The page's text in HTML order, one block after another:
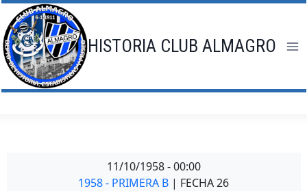
Saltar
al
contenido
HISTORIA CLUB ALMAGRO
11/10/1958 - 00:00
1958 - PRIMERA B | FECHA 26